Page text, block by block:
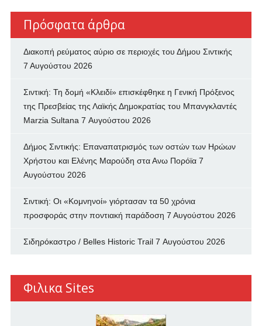
Πρόσφατα άρθρα
Διακοπή ρεύματος αύριο σε περιοχές του Δήμου Σιντικής
7 Αυγούστου 2026
Σιντική: Τη δομή «Κλειδί» επισκέφθηκε η Γενική Πρόξενος
της Πρεσβείας της Λαϊκής Δημοκρατίας του Μπανγκλαντές
Marzia Sultana 7 Αυγούστου 2026
Δήμος Σιντικής: Επαναπατρισμός των oστών των Ηρώων
Χρήστου και Ελένης Μαρούδη στα Ανω Πορόϊα 7
Αυγούστου 2026
Σιντική: Οι «Κομνηνοί» γιόρτασαν τα 50 χρόνια
προσφοράς στην ποντιακή παράδοση 7 Αυγούστου 2026
Σιδηρόκαστρο / Belles Historic Trail 7 Αυγούστου 2026
Φιλικα Sites